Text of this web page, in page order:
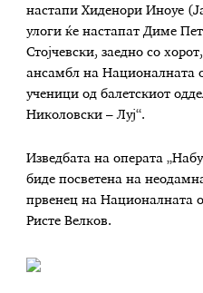
настапи Хиденори Иноуе
улоги ќе настапат Диме
Стојчевски, заедно со
ансамбл на Националната
ученици од балетскиот
Николовски – Луј“.
Изведбата на операта
биде посветена на
првенец на Националната
Ристе Велков.